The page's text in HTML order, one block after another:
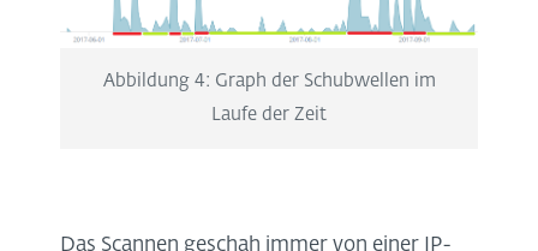
Abbildung 4: Graph der Schubwellen im
Laufe der Zeit
Das Scannen geschah immer von einer IP-